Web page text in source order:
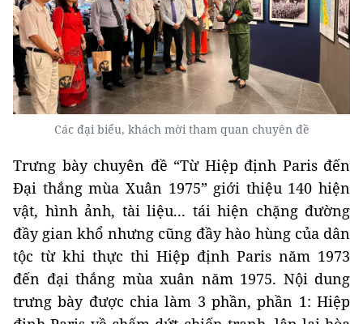
Các đại biểu, khách mời tham quan chuyên đề
Trưng bày chuyên đề “Từ Hiệp định Paris đến
Đại thắng mùa Xuân 1975” giới thiệu 140 hiện
vật, hình ảnh, tài liệu... tái hiện chặng đường
đầy gian khổ nhưng cũng đầy hào hùng của dân
tộc từ khi thực thi Hiệp định Paris năm 1973
đến đại thắng mùa xuân năm 1975. Nội dung
trưng bày được chia làm 3 phần, phần 1: Hiệp